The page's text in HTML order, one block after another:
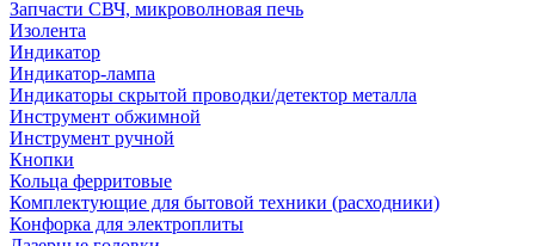
Запчасти СВЧ, микроволновая печь
Изолента
Индикатор
Индикатор-лампа
Индикаторы скрытой проводки/детектор металла
Инструмент обжимной
Инструмент ручной
Кнопки
Кольца ферритовые
Комплектующие для бытовой техники (расходники)
Конфорка для электроплиты